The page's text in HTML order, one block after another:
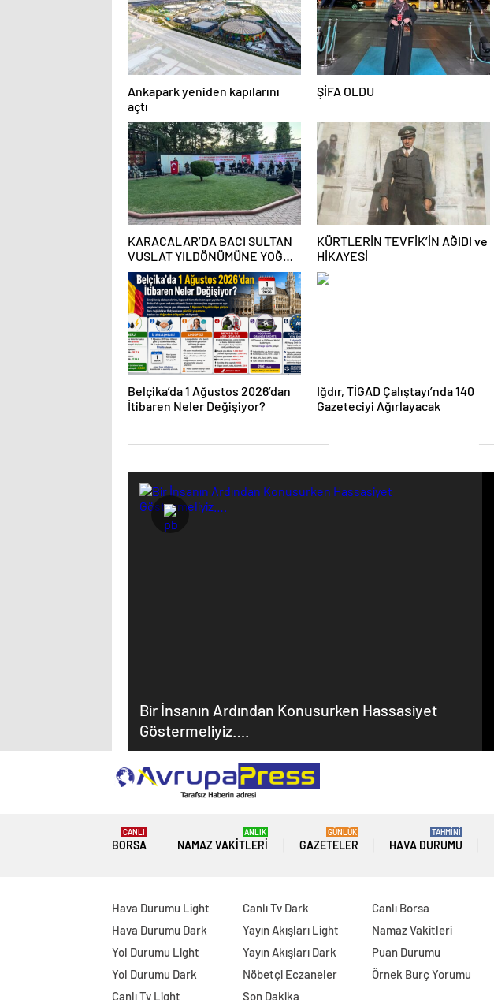
Ankapark yeniden kapılarını
açtı
ŞİFA OLDU
KARACALAR’DA BACI SULTAN
VUSLAT YILDÖNÜMÜNE YOĞUN
İLGİ
KÜRTLERİN TEVFİK’İN AĞIDI ve
HİKAYESİ
Belçika’da 1 Ağustos 2026’dan
İtibaren Neler Değişiyor?
Iğdır, TİGAD Çalıştayı’nda 140
Gazeteciyi Ağırlayacak
Bir İnsanın Ardından Konusurken Hassasiyet
Göstermeliyiz….
BORSA
CANLI
NAMAZ VAKITLERI
ANLIK
GAZETELER
GÜNLÜK
HAVA DURUMU
TAHMİNİ
Hava Durumu Light
Hava Durumu Dark
Yol Durumu Light
Yol Durumu Dark
Canlı Tv Light
Canlı Tv Dark
Yayın Akışları Light
Yayın Akışları Dark
Nöbetçi Eczaneler
Son Dakika
Canlı Borsa
Namaz Vakitleri
Puan Durumu
Örnek Burç Yorumu